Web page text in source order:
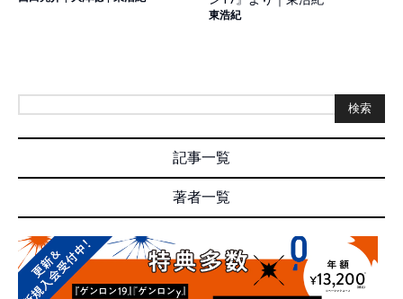
東浩紀
検索
記事一覧
著者一覧